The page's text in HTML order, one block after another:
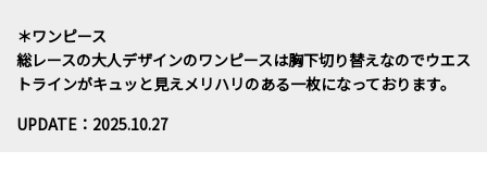
＊ワンピース
総レースの大人デザインのワンピースは胸下切り替えなのでウエス
トラインがキュッと見えメリハリのある一枚になっております。
UPDATE：2025.10.27